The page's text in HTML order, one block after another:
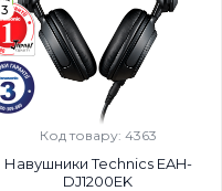
3
Код товару: 4363
Навушники Technics EAH-
DJ1200EK